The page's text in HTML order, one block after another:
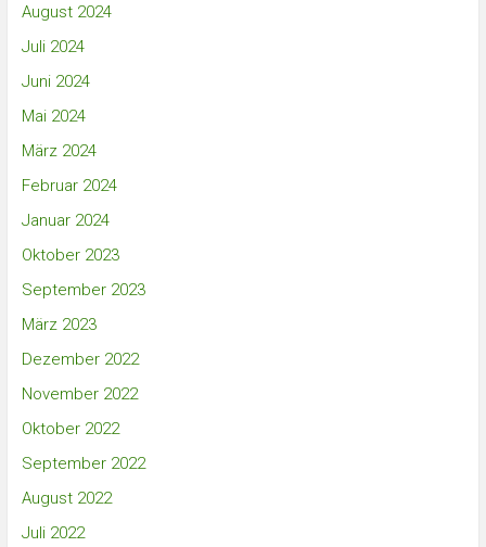
August 2024
Juli 2024
Juni 2024
Mai 2024
März 2024
Februar 2024
Januar 2024
Oktober 2023
September 2023
März 2023
Dezember 2022
November 2022
Oktober 2022
September 2022
August 2022
Juli 2022